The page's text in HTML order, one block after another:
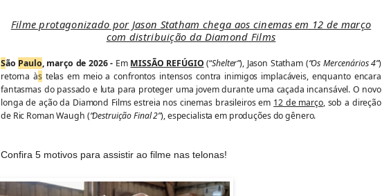
Filme protagonizado por Jason Statham chega aos cinemas em 12 de março
com distribuição da Diamond Films
São Paulo, março de 2026 - Em MISSÃO REFÚGIO (“Shelter”), Jason Statham (“Os Mercenários 4”)
retorna àstelas em meio a confrontos intensos contra inimigos implacáveis, enquanto encara
fantasmas do passado e luta para proteger uma jovem durante uma caçada incansável. O novo
longa de ação da Diamond Films estreia nos cinemas brasileiros em 12 de março, sob a direção
de Ric Roman Waugh (“Destruição Final 2”), especialista em produções do gênero.
Confira 5 motivos para assistir ao filme nas telonas!